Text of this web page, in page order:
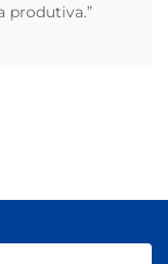
produtiva.”